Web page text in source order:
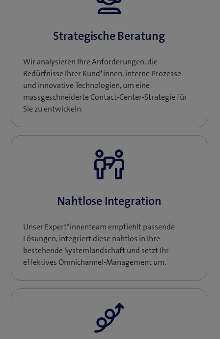
Strategische Beratung
Wir analysieren Ihre Anforderungen, die
Bedürfnisse Ihrer Kund*innen, interne Prozesse
und innovative Technologien, um eine
massgeschneiderte Contact-Center-Strategie für
Sie zu entwickeln.
Nahtlose Integration
Unser Expert*innenteam empfiehlt passende
Lösungen, integriert diese nahtlos in Ihre
bestehende Systemlandschaft und setzt Ihr
effektives Omnichannel-Management um.